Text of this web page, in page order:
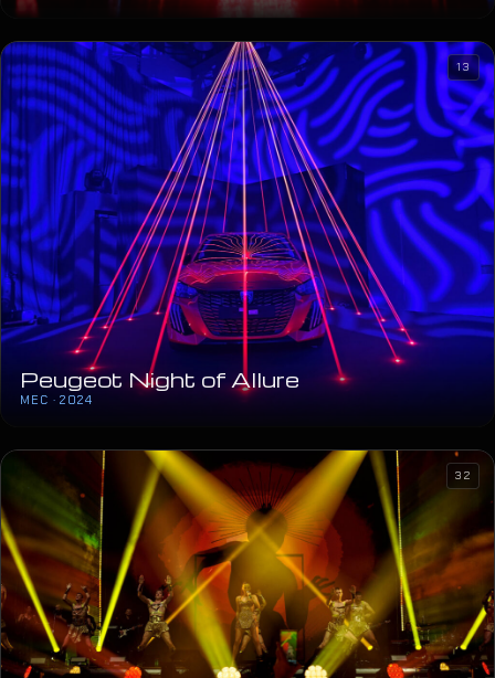
Peugeot Night of Allure
MEC · 2024
13
32